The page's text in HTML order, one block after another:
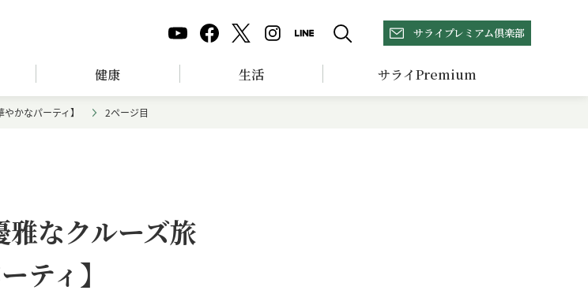
サライプレミアム倶楽部
健康 生活 サライPremium
かなパーティ】 2ページ目
なクルーズ旅
ティ】